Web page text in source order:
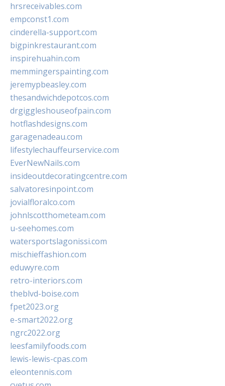
hrsreceivables.com
empconst1.com
cinderella-support.com
bigpinkrestaurant.com
inspirehuahin.com
memmingerspainting.com
jeremypbeasley.com
thesandwichdepotcos.com
drgiggleshouseofpain.com
hotflashdesigns.com
garagenadeau.com
lifestylechauffeurservice.com
EverNewNails.com
insideoutdecoratingcentre.com
salvatoresinpoint.com
jovialfloralco.com
johnlscotthometeam.com
u-seehomes.com
watersportslagonissi.com
mischieffashion.com
eduwyre.com
retro-interiors.com
theblvd-boise.com
fpet2023.org
e-smart2022.org
ngrc2022.org
leesfamilyfoods.com
lewis-lewis-cpas.com
eleontennis.com